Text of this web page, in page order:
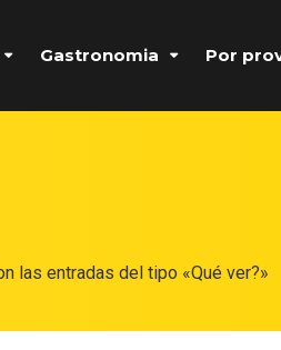
Gastronomia Por
las entradas del tipo «Qué ver?»